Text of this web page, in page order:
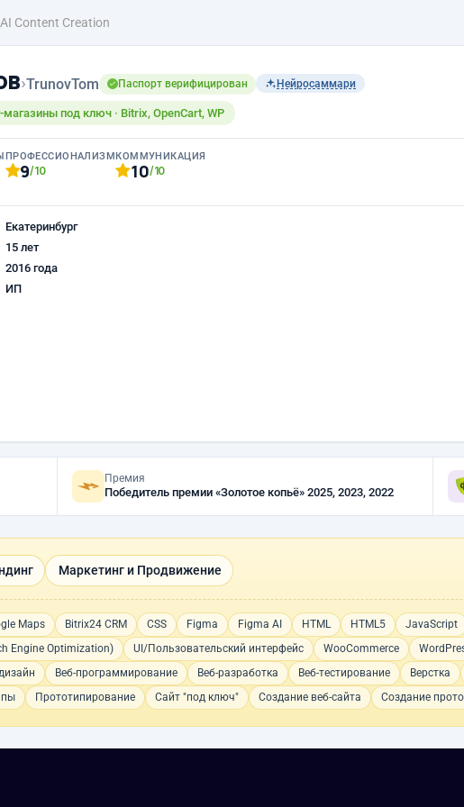
AI Content Creation
›TrunovTom Паспорт верифицирован Нейросаммари
магазины под ключ · Bitrix, OpenCart, WP
ПРОФЕССИОНАЛИЗМ
9/10
КОММУНИКАЦИЯ
10/10
Екатеринбург
15 лет
2016 года
ИП
Премия
Победитель премии «Золотое копьё» 2025, 2023, 2022
Маркетинг и Продвижение
Maps Bitrix24 CRM CSS Figma Figma AI HTML HTML5 JavaScript
Engine Optimization) UI/Пользовательский интерфейс WooCommerce
Веб-программирование Веб-разработка Веб-тестирование Верстка
Прототипирование Сайт "под ключ" Создание веб-сайта Создание